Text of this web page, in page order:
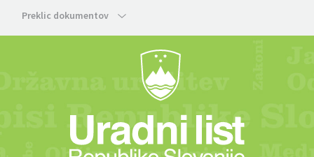
Preklic dokumentov